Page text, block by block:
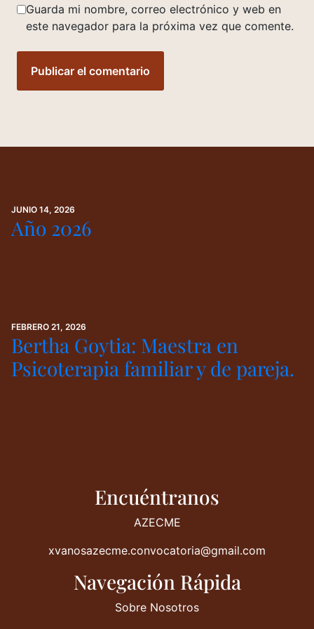
Guarda mi nombre, correo electrónico y web en
este navegador para la próxima vez que comente.
JUNIO 14, 2026
Año 2026
FEBRERO 21, 2026
Bertha Goytia: Maestra en
Psicoterapia familiar y de pareja.
Encuéntranos
AZECME
xvanosazecme.convocatoria@gmail.com
Navegación Rápida
Sobre Nosotros